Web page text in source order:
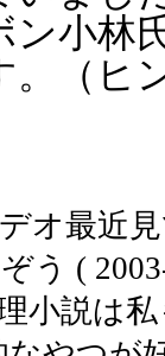
ン小林
。（ヒ
オ最近見
う (
小説は私